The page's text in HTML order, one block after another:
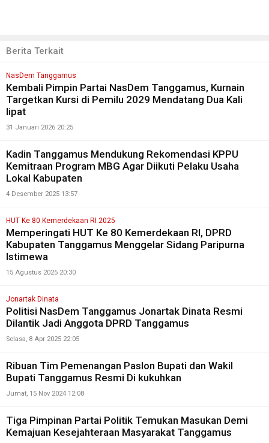
Berita Terkait
NasDem Tanggamus
Kembali Pimpin Partai NasDem Tanggamus, Kurnain
Targetkan Kursi di Pemilu 2029 Mendatang Dua Kali
lipat
31 Januari 2026 20:25
Kadin Tanggamus Mendukung Rekomendasi KPPU
Kemitraan Program MBG Agar Diikuti Pelaku Usaha
Lokal Kabupaten
4 Desember 2025 13:57
HUT Ke 80 Kemerdekaan RI 2025
Memperingati HUT Ke 80 Kemerdekaan RI, DPRD
Kabupaten Tanggamus Menggelar Sidang Paripurna
Istimewa
15 Agustus 2025 20:30
Jonartak Dinata
Politisi NasDem Tanggamus Jonartak Dinata Resmi
Dilantik Jadi Anggota DPRD Tanggamus
Selasa, 8 Apr 2025 22:05
Ribuan Tim Pemenangan Paslon Bupati dan Wakil
Bupati Tanggamus Resmi Di kukuhkan
Jumat, 15 Nov 2024 12:08
Tiga Pimpinan Partai Politik Temukan Masukan Demi
Kemajuan Kesejahteraan Masyarakat Tanggamus